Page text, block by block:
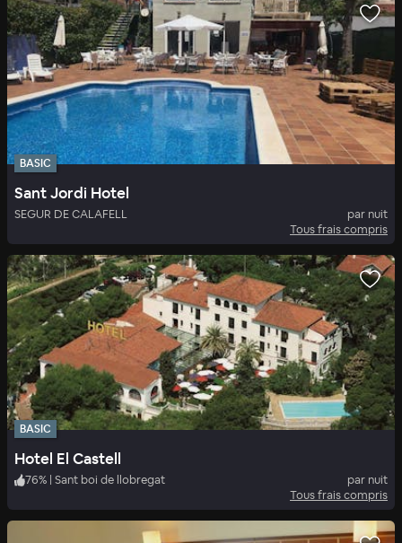
BASIC
Sant Jordi Hotel
SEGUR DE CALAFELL
par nuit
Tous frais compris
BASIC
Hotel El Castell
76% | Sant boi de llobregat
par nuit
Tous frais compris